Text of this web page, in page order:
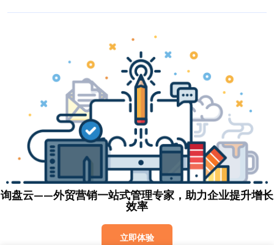
询盘云——外贸营销一站式管理专家，助力企业提升增长
效率
立即体验